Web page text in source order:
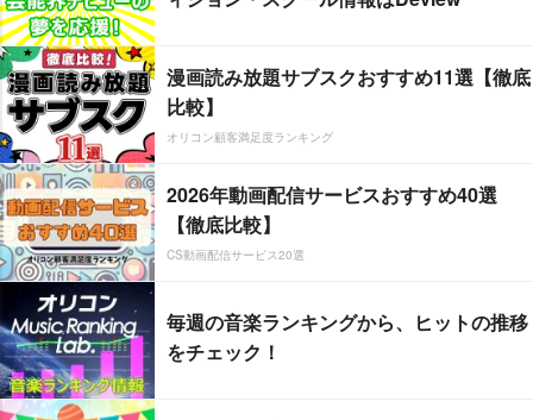
漫画読み放題サブスクおすすめ11選【徹底
比較】
オリコン顧客満足度ランキング
2026年動画配信サービスおすすめ40選
【徹底比較】
CS動画配信サービス20選
毎週の音楽ランキングから、ヒットの推移
をチェック！